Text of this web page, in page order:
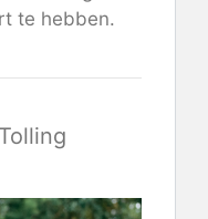
te hebben.